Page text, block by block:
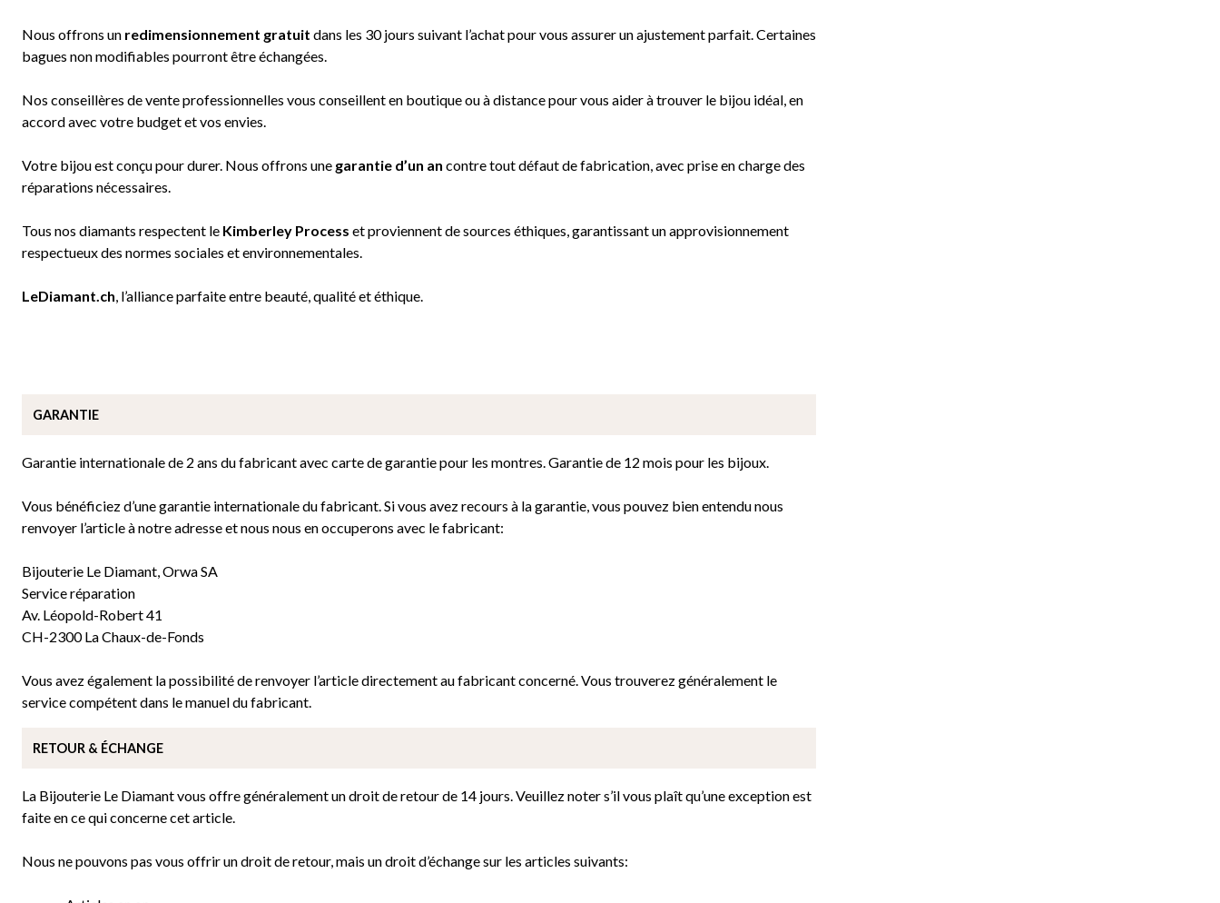
Nous offrons un redimensionnement gratuit dans les 30 jours suivant l’achat pour vous assurer un ajustement parfait. Certaines
bagues non modifiables pourront être échangées.
Nos conseillères de vente professionnelles vous conseillent en boutique ou à distance pour vous aider à trouver le bijou idéal, en
accord avec votre budget et vos envies.
Votre bijou est conçu pour durer. Nous offrons une garantie d’un an contre tout défaut de fabrication, avec prise en charge des
réparations nécessaires.
Tous nos diamants respectent le Kimberley Process et proviennent de sources éthiques, garantissant un approvisionnement
respectueux des normes sociales et environnementales.
LeDiamant.ch, l’alliance parfaite entre beauté, qualité et éthique.
Garantie internationale de 2 ans du fabricant avec carte de garantie pour les montres. Garantie de 12 mois pour les bijoux.
Vous bénéficiez d’une garantie internationale du fabricant. Si vous avez recours à la garantie, vous pouvez bien entendu nous
renvoyer l’article à notre adresse et nous nous en occuperons avec le fabricant:
Bijouterie Le Diamant, Orwa SA
Service réparation
Av. Léopold-Robert 41
CH-2300 La Chaux-de-Fonds
Vous avez également la possibilité de renvoyer l’article directement au fabricant concerné. Vous trouverez généralement le
service compétent dans le manuel du fabricant.
La Bijouterie Le Diamant vous offre généralement un droit de retour de 14 jours. Veuillez noter s’il vous plaît qu’une exception est
faite en ce qui concerne cet article.
Nous ne pouvons pas vous offrir un droit de retour, mais un droit d’échange sur les articles suivants:
GARANTIE
RETOUR & ÉCHANGE